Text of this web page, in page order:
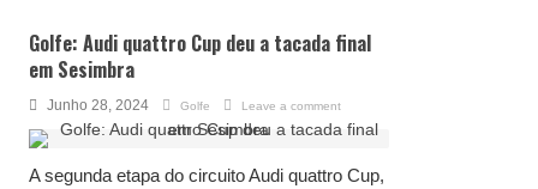
Golfe: Audi quattro Cup deu a tacada final
em Sesimbra
Junho 28, 2024 Golfe Leave a comment
A segunda etapa do circuito Audi quattro Cup,